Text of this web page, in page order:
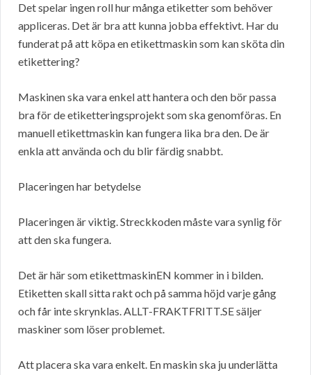
Det spelar ingen roll hur många etiketter som behöver
appliceras. Det är bra att kunna jobba effektivt. Har du
funderat på att köpa en etikettmaskin som kan sköta din
etikettering?
Maskinen ska vara enkel att hantera och den bör passa
bra för de etiketteringsprojekt som ska genomföras. En
manuell etikettmaskin kan fungera lika bra den. De är
enkla att använda och du blir färdig snabbt.
Placeringen har betydelse
Placeringen är viktig. Streckkoden måste vara synlig för
att den ska fungera.
Det är här som etikettmaskinEN kommer in i bilden.
Etiketten skall sitta rakt och på samma höjd varje gång
och får inte skrynklas. ALLT-FRAKTFRITT.SE säljer
maskiner som löser problemet.
Att placera ska vara enkelt. En maskin ska ju underlätta